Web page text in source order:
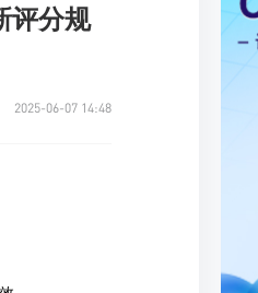
评分规
2025-06-07 14:48